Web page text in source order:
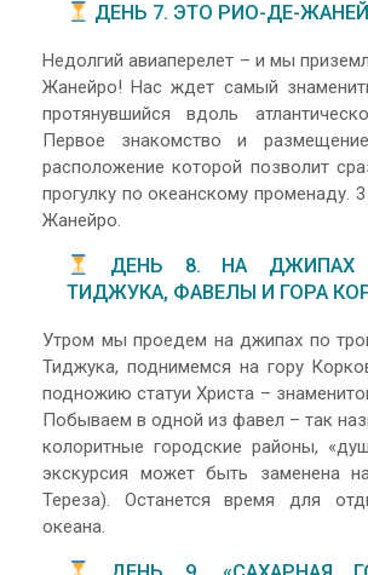
ДЕНЬ 7. ЭТО РИО-ДЕ-
Недолгий авиаперелет – и мы
Жанейро! Нас ждет самый
протянувшийся вдоль
Первое знакомство и
расположение которой позволит
прогулку по океанскому променаду.
Жанейро.
ДЕНЬ 8. НА ДЖИПАХ
ТИДЖУКА, ФАВЕЛЫ И ГОРА
Утром мы проедем на джипах по
Тиджука, поднимемся на гору
подножию статуи Христа –
Побываем в одной из фавел – так
колоритные городские районы,
экскурсия может быть заменена
Тереза). Останется время для
океана.